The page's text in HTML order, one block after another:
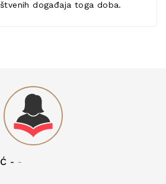
događaja toga doba.
- -